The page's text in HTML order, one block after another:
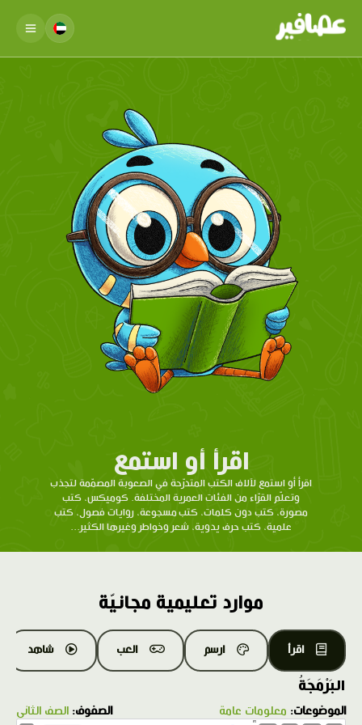
اقرأ أو استمع
اقرأ أو استمع لآلاف الكتب المتدرّحة في الصعوبة المصمّمة لتجذب
وتعلّم القرّاء من الفئات العمرية المختلفة. كوميكس، كتب
مصورة، كتب دون كلمات، كتب مسجوعة، روايات فصول، كتب
علمية، كتب حرف يدوية، شعر وخواطر وغيرها الكثير...
موارد تعليمية مجانيّة
اقرأ ارسم العب شاهد
البَرْمَجَةُ
الموضوعات: معلومات عامة الصفوف: الصف الثاني